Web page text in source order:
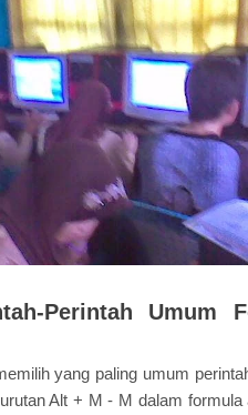
Perintah Umum
yang paling umum
Alt + M - M dalam formula